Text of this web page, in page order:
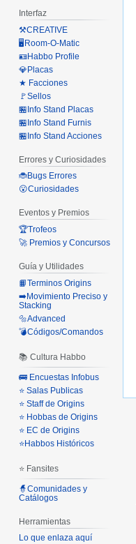
Interfaz
⚒️CREATIVE
🖥️Room-O-Matic
🪪Habbo Profile
💎Placas
★ Facciones
🚩Sellos
🏪Info Stand Placas
🏪Info Stand Furnis
🏪Info Stand Acciones
Errores y Curiosidades
🐞Bugs Errores
😮Curiosidades
Eventos y Premios
🏆Trofeos
🚀 Premios y Concursos
Guía y Utilidades
📙Terminos Origins
➡️Movimiento Preciso y
Stacking
🔩Advanced
💣Códigos/Comandos
📚 Cultura Habbo
🚌 Encuestas Infobus
⭐ Salas Publicas
⭐ Staff de Origins
⭐ Hobbas de Origins
⭐ EC de Origins
⭐Habbos Históricos
⭐ Fansites
🧙Comunidades y
Catálogos
Herramientas
Lo que enlaza aquí